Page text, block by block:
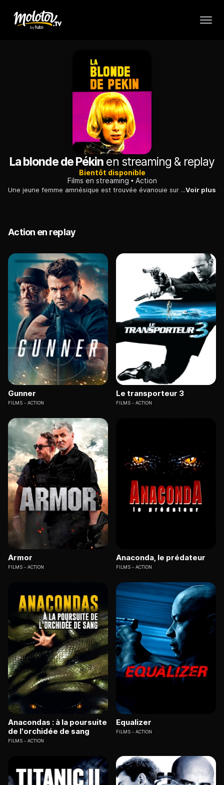
La blonde de Pékin en streaming & replay
Bientôt disponible
Films en streaming
Action
Une jeune femme amnésique est trouvée évanouie sur un banc. Un tatouage permet de l'identifier comme étant Erica 0lsen, ex-compagne d'un savant chinois qui détiendrait des secrets atomiques.Voir plus
Action en replay
Gunner
FILMS ACTION
Le transporteur 3
FILMS ACTION
Armor
FILMS ACTION
Anaconda, le prédateur
FILMS ACTION
Anacondas : à la poursuite
de l'orchidée de sang
FILMS ACTION
Equalizer
FILMS ACTION